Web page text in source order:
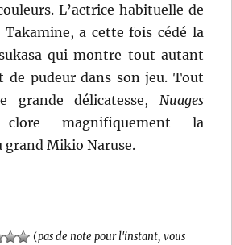
L’actrice habituelle de
Takamine, a cette fois cédé la
qui montre tout autant
de pudeur dans son jeu. Tout
grande délicatesse, Nuages
magnifiquement la
Mikio Naruse.
(pas de note pour l'instant, vous